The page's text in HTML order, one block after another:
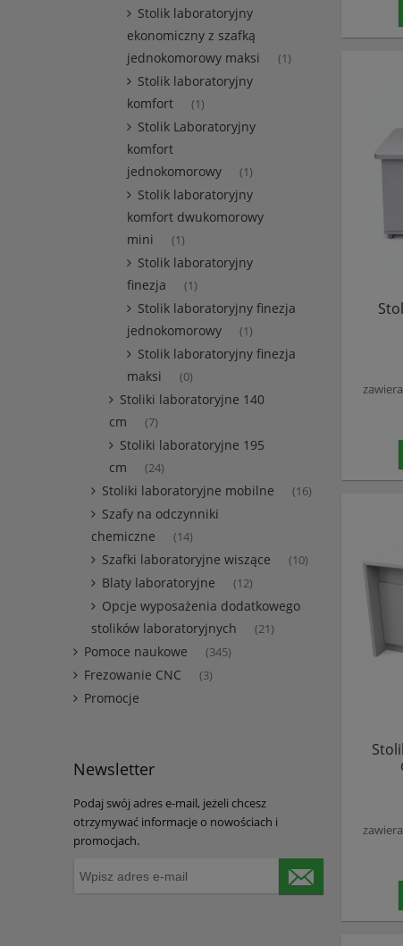
Stolik laboratoryjny
ekonomiczny z szafką
jednokomorowy maksi
(1)
Stolik laboratoryjny
komfort
(1)
Stolik Laboratoryjny
komfort
jednokomorowy
(1)
Stolik laboratoryjny
komfort dwukomorowy
mini
(1)
Stolik laboratoryjny
finezja
(1)
Stolik laboratoryjny finezja
jednokomorowy
(1)
Stolik laboratoryjny finezja
maksi
(0)
Stoliki laboratoryjne 140
cm
(7)
Stoliki laboratoryjne 195
cm
(24)
Stoliki laboratoryjne mobilne (16)
Szafy na odczynniki
chemiczne
(14)
Szafki laboratoryjne wiszące (10)
Blaty laboratoryjne (12)
Opcje wyposażenia dodatkowego
stolików laboratoryjnych
(21)
Pomoce naukowe (345)
Frezowanie CNC (3)
Promocje
Newsletter
Podaj swój adres e-mail, jeżeli chcesz
otrzymywać informacje o nowościach i
promocjach.